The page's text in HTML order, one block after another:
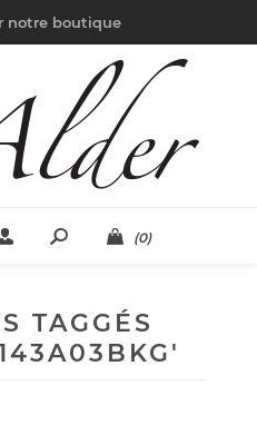
notre boutique
(0)
TAGGÉS